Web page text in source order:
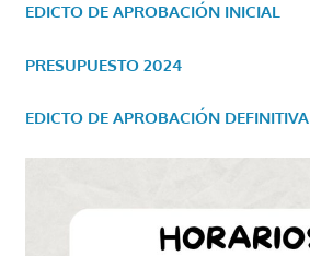
EDICTO DE APROBACIÓN INICIAL
PRESUPUESTO 2024
EDICTO DE APROBACIÓN DEFINITIVA